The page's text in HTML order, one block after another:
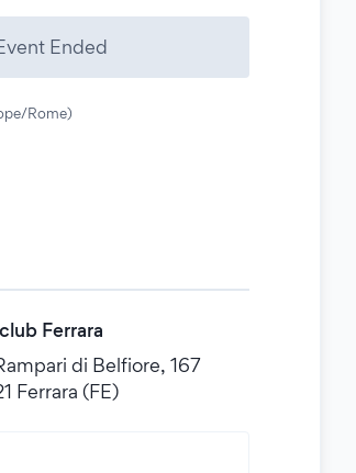
Ended
Rome)
Ferrara
di Belfiore, 167
Ferrara (FE)